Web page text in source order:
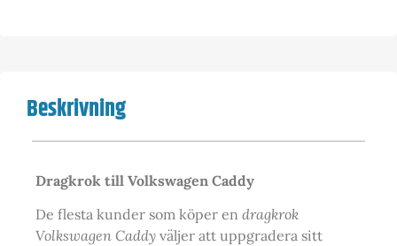
Beskrivning
Dragkrok till Volkswagen Caddy
De flesta kunder som köper en dragkrok
Volkswagen Caddy väljer att uppgradera sitt